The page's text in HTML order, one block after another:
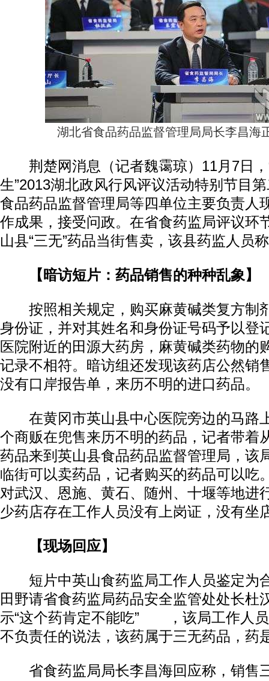
湖北省食品药品监督管理局局长李昌海
荆楚网消息（记者魏霭琼）11月7日，
生”2013湖北政风行风评议活动特别节目
食品药品监督管理局等四单位主要负责人
作成果，接受问政。在省食药监局评议环
山县“三无”药品当街售卖，该县药监人员
【暗访短片：药品销售的种种乱象】
按照相关规定，购买麻黄碱类复方制
身份证，并对其姓名和身份证号码予以登
医院附近的田源大药房，麻黄碱类药物的
记录不相符。暗访组还发现该药店公然销
没有口岸报告单，来历不明的进口药品。
在黄冈市英山县中心医院旁边的马路
个商贩在兜售来历不明的药品，记者带着
药品来到英山县食品药品监督管理局，该
临街可以卖药品，记者购买的药品可以吃
对武汉、恩施、黄石、随州、十堰等地进
少药店存在工作人员没有上岗证，没有坐
【现场回应】
短片中英山食药监局工作人员鉴定为
田野请省食药监局药品安全监管处处长杜
示“这个药肯定不能吃” ，该局工作人员
不负责任的说法，该药属于三无药品，药
省食药监局局长李昌海回应称，销售